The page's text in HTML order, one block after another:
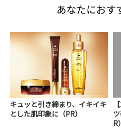
あなたにおす
キュッと引き締まり、イキイキ
とした肌印象に（PR）
R）